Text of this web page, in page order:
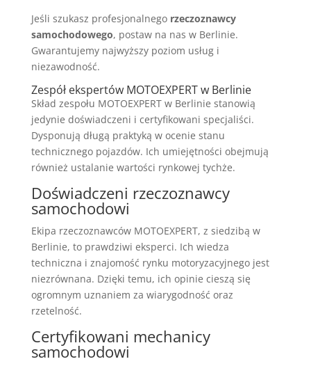
Jeśli szukasz profesjonalnego rzeczoznawcy
samochodowego, postaw na nas w Berlinie.
Gwarantujemy najwyższy poziom usług i
niezawodność.
Zespół ekspertów MOTOEXPERT w Berlinie
Skład zespołu MOTOEXPERT w Berlinie stanowią
jedynie doświadczeni i certyfikowani specjaliści.
Dysponują długą praktyką w ocenie stanu
technicznego pojazdów. Ich umiejętności obejmują
również ustalanie wartości rynkowej tychże.
Doświadczeni rzeczoznawcy
samochodowi
Ekipa rzeczoznawców MOTOEXPERT, z siedzibą w
Berlinie, to prawdziwi eksperci. Ich wiedza
techniczna i znajomość rynku motoryzacyjnego jest
niezrównana. Dzięki temu, ich opinie cieszą się
ogromnym uznaniem za wiarygodność oraz
rzetelność.
Certyfikowani mechanicy
samochodowi